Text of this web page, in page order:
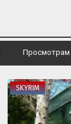
Просмотрам
SKYRIM